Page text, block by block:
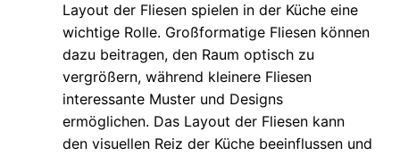
Layout der Fliesen spielen in der Küche eine
wichtige Rolle. Großformatige Fliesen können
dazu beitragen, den Raum optisch zu
vergrößern, während kleinere Fliesen
interessante Muster und Designs
ermöglichen. Das Layout der Fliesen kann
den visuellen Reiz der Küche beeinflussen und